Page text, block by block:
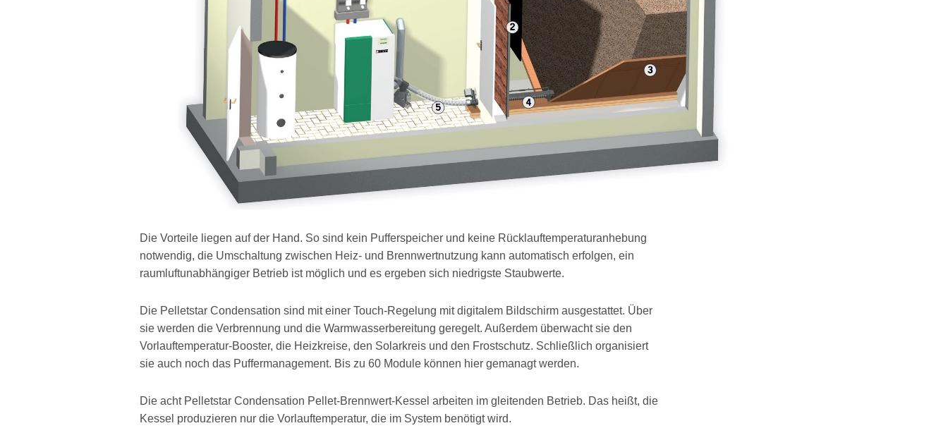
Die Vorteile liegen auf der Hand. So sind kein Pufferspeicher und keine Rücklauftemperaturanhebung
notwendig, die Umschaltung zwischen Heiz- und Brennwertnutzung kann automatisch erfolgen, ein
raumluftunabhängiger Betrieb ist möglich und es ergeben sich niedrigste Staubwerte.
Die Pelletstar Condensation sind mit einer Touch-Regelung mit digitalem Bildschirm ausgestattet. Über
sie werden die Verbrennung und die Warmwasserbereitung geregelt. Außerdem überwacht sie den
Vorlauftemperatur-Booster, die Heizkreise, den Solarkreis und den Frostschutz. Schließlich organisiert
sie auch noch das Puffermanagement. Bis zu 60 Module können hier gemanagt werden.
Die acht Pelletstar Condensation Pellet-Brennwert-Kessel arbeiten im gleitenden Betrieb. Das heißt, die
Kessel produzieren nur die Vorlauftemperatur, die im System benötigt wird.